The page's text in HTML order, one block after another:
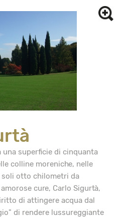
una superficie di cinquanta
colline moreniche, nelle
soli otto chilometri da
cure, Carlo Sigurtà,
di attingere acqua dal
di rendere lussureggiante